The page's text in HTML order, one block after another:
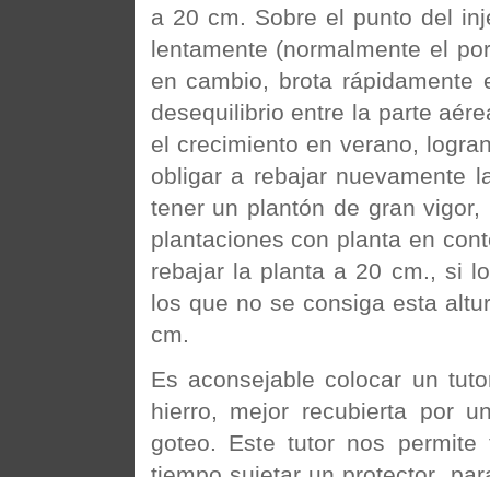
a 20 cm. Sobre el punto del
lentamente (normalmente el
en cambio, brota
desequilibrio entre la parte
el crecimiento en verano,
obligar a rebajar nuevamente
tener un plantón de gran
plantaciones con planta en
rebajar la planta a 20 cm., si
los que no se consiga esta
cm.
Es aconsejable colocar un
hierro, mejor recubierta por
goteo. Este tutor nos